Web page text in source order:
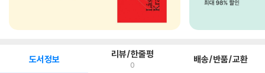
도서정보 리뷰/한줄평
0 배송/반품/교환